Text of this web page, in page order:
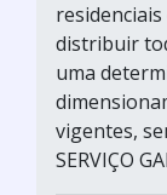
distribuir
uma
vigentes,
SERVIÇO